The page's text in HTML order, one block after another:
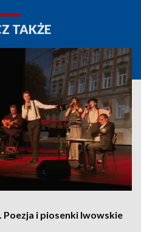
TAKŻE
i piosenki lwowskie